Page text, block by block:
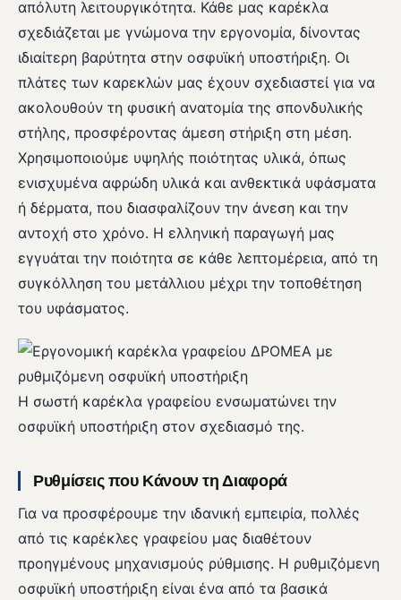
απόλυτη λειτουργικότητα. Κάθε μας καρέκλα
σχεδιάζεται με γνώμονα την εργονομία, δίνοντας
ιδιαίτερη βαρύτητα στην οσφυϊκή υποστήριξη. Οι
πλάτες των καρεκλών μας έχουν σχεδιαστεί για να
ακολουθούν τη φυσική ανατομία της σπονδυλικής
στήλης, προσφέροντας άμεση στήριξη στη μέση.
Χρησιμοποιούμε υψηλής ποιότητας υλικά, όπως
ενισχυμένα αφρώδη υλικά και ανθεκτικά υφάσματα
ή δέρματα, που διασφαλίζουν την άνεση και την
αντοχή στο χρόνο. Η ελληνική παραγωγή μας
εγγυάται την ποιότητα σε κάθε λεπτομέρεια, από τη
συγκόλληση του μετάλλιου μέχρι την τοποθέτηση
του υφάσματος.
Η σωστή καρέκλα γραφείου ενσωματώνει την
οσφυϊκή υποστήριξη στον σχεδιασμό της.
Ρυθμίσεις που Κάνουν τη Διαφορά
Για να προσφέρουμε την ιδανική εμπειρία, πολλές
από τις καρέκλες γραφείου μας διαθέτουν
προηγμένους μηχανισμούς ρύθμισης. Η ρυθμιζόμενη
οσφυϊκή υποστήριξη είναι ένα από τα βασικά